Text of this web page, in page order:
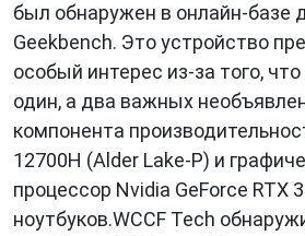
был обнаружен в онлайн-базе
Geekbench. Это устройство
особый интерес из-за того,
один, а два важных
компонента
12700H (Alder Lake-P) и
процессор Nvidia GeForce RTX
ноутбуков.WCCF Tech